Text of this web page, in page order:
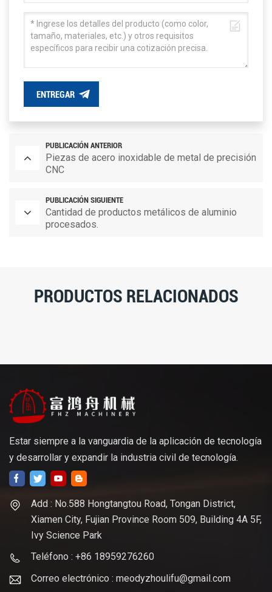
ENTREGAR
PUBLICACIÓN ANTERIOR
Piezas de acero inoxidable de metal de precisión
CNC
PUBLICACIÓN SIGUIENTE
Cantidad de productos metálicos de aluminio
procesados.
PRODUCTOS RELACIONADOS
Estar siempre a la vanguardia de la aplicación de tecnología
y desarrollar y expandir la industria civil de tecnología.
Add : No.588 Hongtangtou Road, Tongan District,
Xiamen City, Fujian Province Room 509, Building 4A 5F,
Ivy Science Park
Teléfono : +86 18959276260
Correo electrónico : meodyzhoulifu@gmail.com